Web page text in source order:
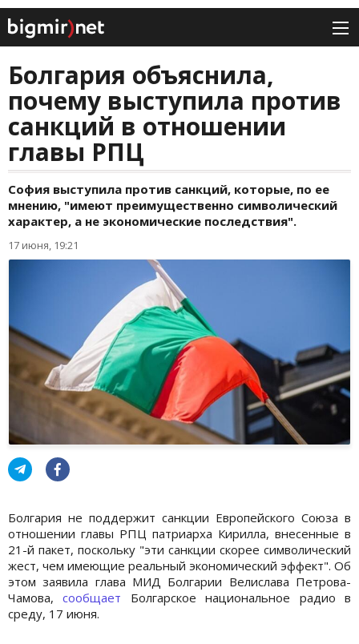
Болгария объяснила,
почему выступила против
санкций в отношении
главы РПЦ
София выступила против санкций, которые, по ее
мнению, "имеют преимущественно символический
характер, а не экономические последствия".
17 июня, 19:21
Болгария не поддержит санкции Европейского Союза в
отношении главы РПЦ патриарха Кирилла, внесенные в
21-й пакет, поскольку "эти санкции скорее символический
жест, чем имеющие реальный экономический эффект". Об
этом заявила глава МИД Болгарии Велислава Петрова-
Чамова,сообщает Болгарское национальное радио в
среду, 17 июня.